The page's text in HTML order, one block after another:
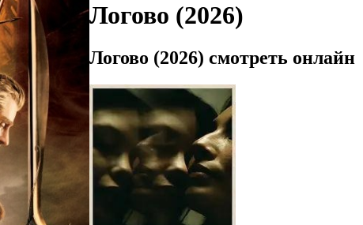
Логово (2026)
Логово (2026) смотреть онлайн